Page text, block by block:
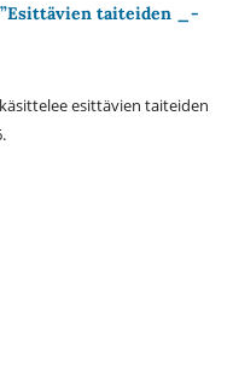
taiteiden _-
esittävien taiteiden